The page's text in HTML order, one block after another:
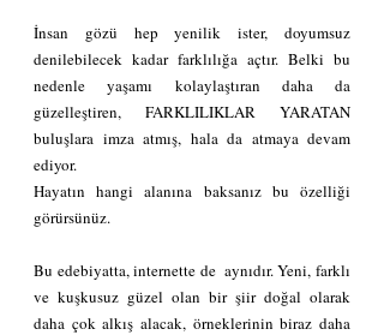
İnsan gözü hep yenilik ister, doyumsuz
denilebilecek kadar farklılığa açtır. Belki bu
nedenle yaşamı kolaylaştıran daha da
güzelleştiren, FARKLILIKLAR YARATAN
buluşlara imza atmış, hala da atmaya devam
ediyor.
Hayatın hangi alanına baksanız bu özelliği
görürsünüz.
Bu edebiyatta, internette de  aynıdır. Yeni, farklı
ve kuşkusuz güzel olan bir şiir doğal olarak
daha çok alkış alacak, örneklerinin biraz daha